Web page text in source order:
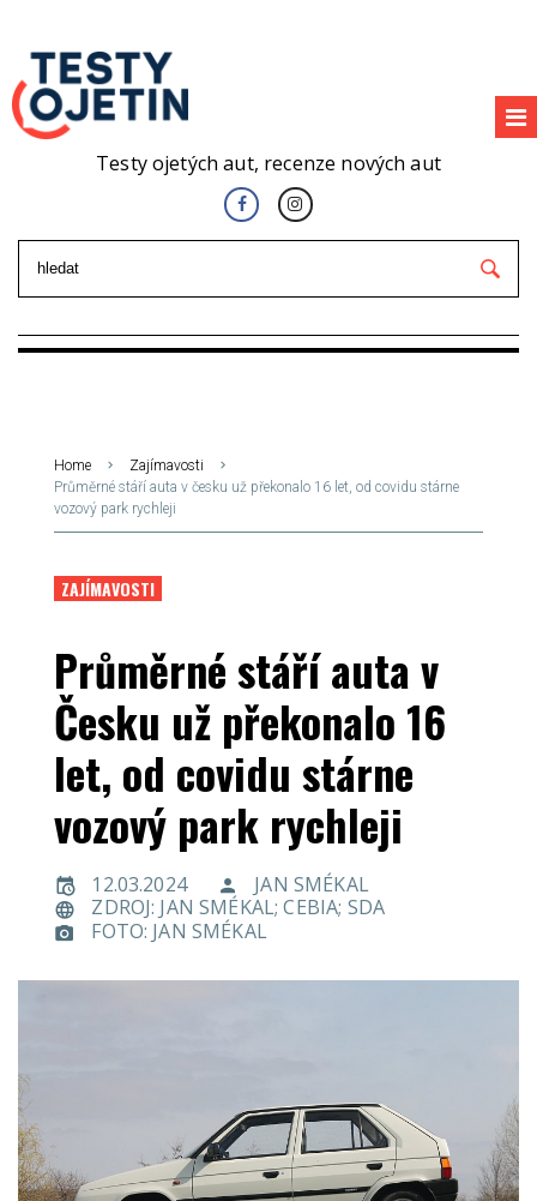
Testy ojetých aut, recenze nových aut
Home
Zajímavosti
Průměrné stáří auta v česku už překonalo 16 let, od covidu stárne
vozový park rychleji
ZAJÍMAVOSTI
Průměrné stáří auta v
Česku už překonalo 16
let, od covidu stárne
vozový park rychleji
12.03.2024
JAN SMÉKAL
ZDROJ: JAN SMÉKAL; CEBIA; SDA
FOTO: JAN SMÉKAL